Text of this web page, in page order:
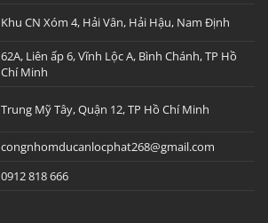
Khu CN Xóm 4, Hải Vân, Hải Hậu, Nam Định
62A, Liên ấp 6, Vĩnh Lộc A, Bình Chánh, TP Hồ
Chí Minh
Trung Mỹ Tây, Quận 12, TP Hồ Chí Minh
congnhomducanlocphat268@gmail.com
0912 818 666